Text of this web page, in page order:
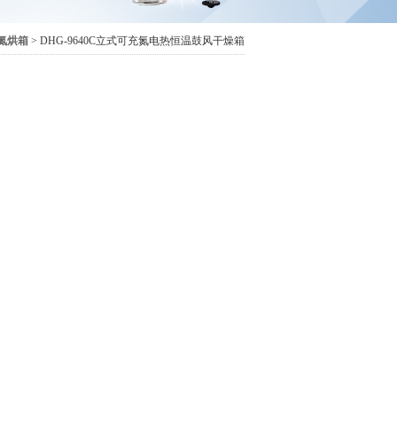
烘箱 > DHG-9640C立式可充氮电热恒温鼓风干燥箱